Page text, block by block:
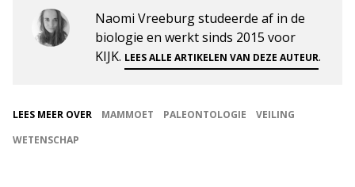
Naomi Vreeburg studeerde af in de
biologie en werkt sinds 2015 voor
KIJK. LEES ALLE ARTIKELEN VAN DEZE AUTEUR.
LEES MEER OVER MAMMOET PALEONTOLOGIE
VEILING
WETENSCHAP